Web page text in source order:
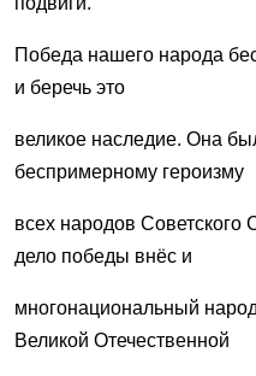
Победа нашего народа
и беречь это
великое наследие. Она
беспримерному героизму
всех народов
дело победы внёс и
многонациональный
Великой Отечественной